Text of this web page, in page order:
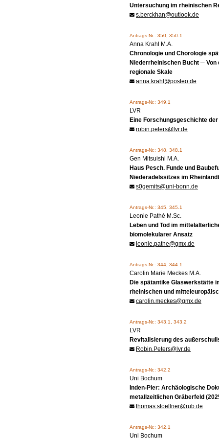
Untersuchung im rheinischen
s.berckhan@outlook.de
Antrags-Nr.: 350, 350.1
Anna Krahl M.A.
Chronologie und Chorologie
Niederrheinischen Bucht ─
regionale Skale
anna.krahl@posteo.de
Antrags-Nr.: 349.1
LVR
Eine Forschungsgeschichte
robin.peters@lvr.de
Antrags-Nr.: 348, 348.1
Gen Mitsuishi M.A.
Haus Pesch. Funde und
Niederadelssitzes im Rheinlandt
s0gemits@uni-bonn.de
Antrags-Nr.: 345, 345.1
Leonie Pathé M.Sc.
Leben und Tod im
biomolekularer Ansatz
leonie.pathe@gmx.de
Antrags-Nr.: 344, 344.1
Carolin Marie Meckes M.A.
Die spätantike Glaswerkstätte
rheinischen und
carolin.meckes@gmx.de
Antrags-Nr.: 343.1, 343.2
LVR
Revitalisierung des
Robin.Peters@lvr.de
Antrags-Nr.: 342.2
Uni Bochum
Inden-Pier: Archäologische
metallzeitlichen Gräberfeld
thomas.stoellner@rub.de
Antrags-Nr.: 342.1
Uni Bochum